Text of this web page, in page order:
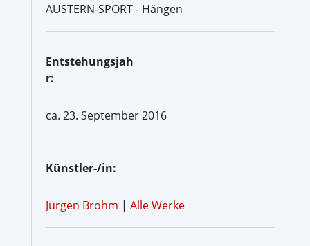
AUSTERN-SPORT - Hängen
Entstehungsjah
r:
ca. 23. September 2016
Künstler-/in:
Jürgen Brohm | Alle Werke